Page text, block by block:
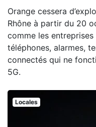
Orange cessera
Rhône à partir du 20
comme les
téléphones, alarmes,
connectés qui ne
5G.
Locales